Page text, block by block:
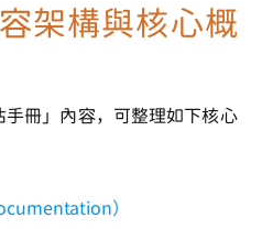
架構與核心概
冊」內容，可整理如下核心
）